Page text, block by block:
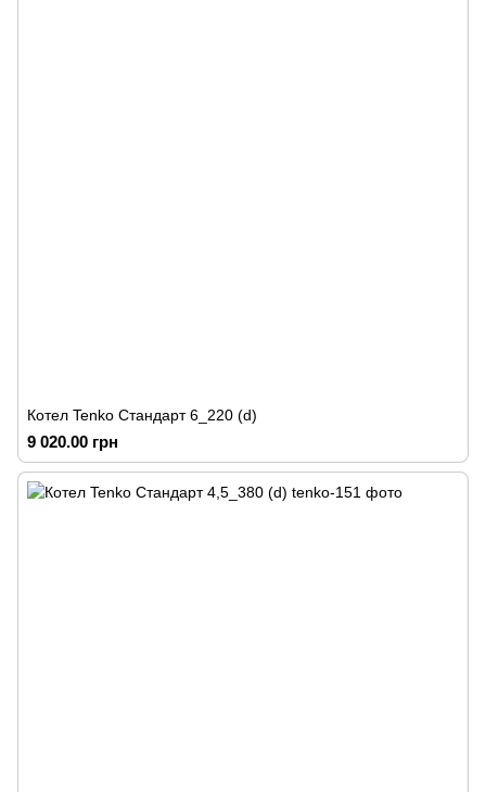
Котел Tenko Стандарт 6_220 (d)
9 020.00 грн